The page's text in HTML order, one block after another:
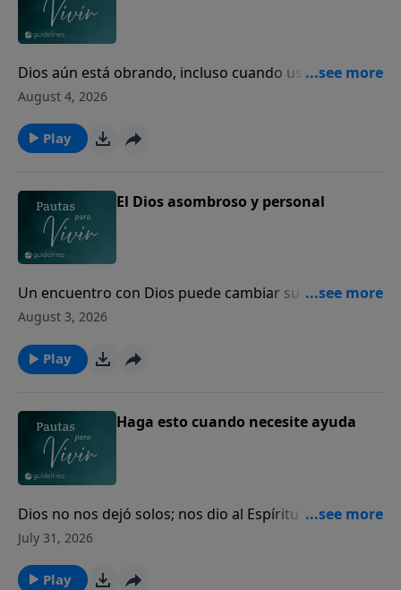
Dios aún está obrando, incluso cuando usted no
puede ver el final.
August 4, 2026
Play
El Dios asombroso y personal
Un encuentro con Dios puede cambiar su vida para
siempre.
August 3, 2026
Play
Haga esto cuando necesite ayuda
Dios no nos dejó solos; nos dio al Espíritu Santo para
guiarnos, fortalecernos y acompañarnos cada día.
July 31, 2026
Play